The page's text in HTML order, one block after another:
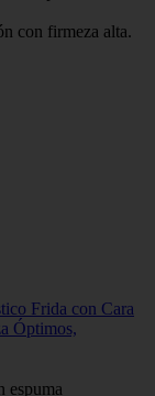
con firmeza alta.
Frida con Cara
Óptimos,
espuma